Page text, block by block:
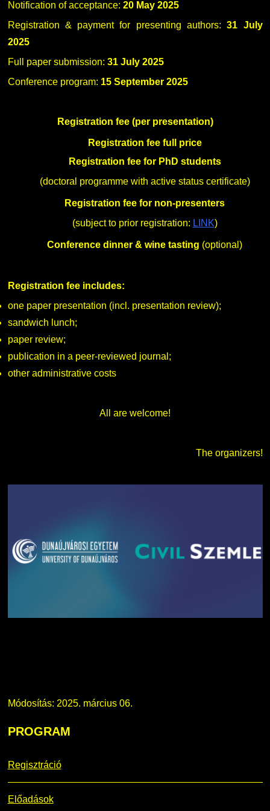
Notification of acceptance: 20 May 2025
Registration & payment for presenting authors:31 July
2025
Full paper submission: 31 July 2025
Conference program: 15 September 2025
Registration fee (per presentation)
Registration fee full price
Registration fee for PhD students
(doctoral programme with active status certificate)
Registration fee for non-presenters
(subject to prior registration: LINK)
Conference dinner & wine tasting (optional)
Registration fee includes:
one paper presentation (incl. presentation review);
sandwich lunch;
paper review;
publication in a peer-reviewed journal;
other administrative costs
All are welcome!
The organizers!
Módosítás: 2025. március 06.
PROGRAM
Regisztráció
Előadások